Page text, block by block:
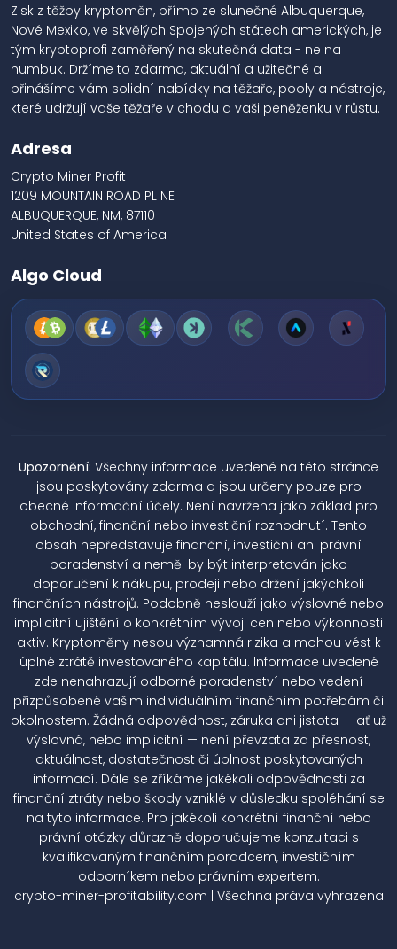
Zisk z těžby kryptoměn, přímo ze slunečné Albuquerque,
Nové Mexiko, ve skvělých Spojených státech amerických, je
tým kryptoprofi zaměřený na skutečná data - ne na
humbuk. Držíme to zdarma, aktuální a užitečné a
přinášíme vám solidní nabídky na těžaře, pooly a nástroje,
které udržují vaše těžaře v chodu a vaši peněženku v růstu.
Adresa
Crypto Miner Profit
1209 MOUNTAIN ROAD PL NE
ALBUQUERQUE, NM, 87110
United States of America
Algo Cloud
Upozornění: Všechny informace uvedené na této stránce
jsou poskytovány zdarma a jsou určeny pouze pro
obecné informační účely. Není navržena jako základ pro
obchodní, finanční nebo investiční rozhodnutí. Tento
obsah nepředstavuje finanční, investiční ani právní
poradenství a neměl by být interpretován jako
doporučení k nákupu, prodeji nebo držení jakýchkoli
finančních nástrojů. Podobně neslouží jako výslovné nebo
implicitní ujištění o konkrétním vývoji cen nebo výkonnosti
aktiv. Kryptoměny nesou významná rizika a mohou vést k
úplné ztrátě investovaného kapitálu. Informace uvedené
zde nenahrazují odborné poradenství nebo vedení
přizpůsobené vašim individuálním finančním potřebám či
okolnostem. Žádná odpovědnost, záruka ani jistota — ať už
výslovná, nebo implicitní — není převzata za přesnost,
aktuálnost, dostatečnost či úplnost poskytovaných
informací. Dále se zříkáme jakékoli odpovědnosti za
finanční ztráty nebo škody vzniklé v důsledku spoléhání se
na tyto informace. Pro jakékoli konkrétní finanční nebo
právní otázky důrazně doporučujeme konzultaci s
kvalifikovaným finančním poradcem, investičním
odborníkem nebo právním expertem.
crypto-miner-profitability.com | Všechna práva vyhrazena